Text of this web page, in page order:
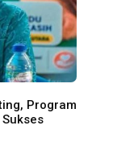
Program